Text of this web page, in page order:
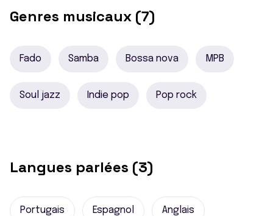
Genres musicaux (7)
Fado Samba Bossa nova MPB
Soul jazz Indie pop Pop rock
Langues parlées (3)
Portugais Espagnol Anglais